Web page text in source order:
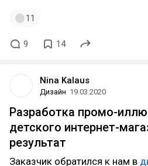
11
9 14
Nina Kalaus
Дизайн 19.03.2020
Разработка промо-
детского интернет-
результат
Заказчик обратился к нам в